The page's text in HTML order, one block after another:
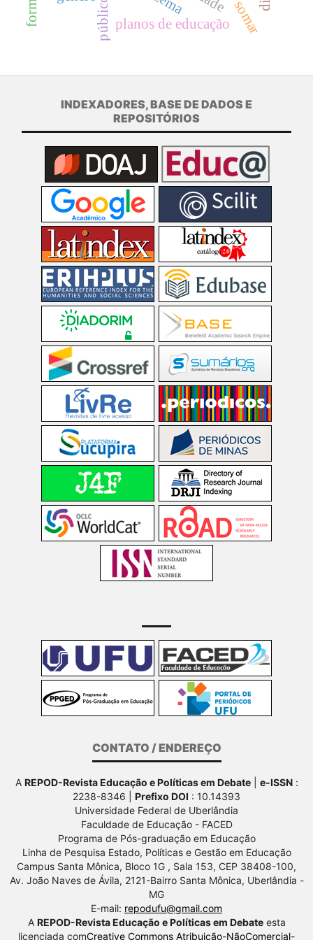
planos de educação
INDEXADORES, BASE DE DADOS E
REPOSITÓRIOS
CONTATO / ENDEREÇO
A REPOD-Revista Educação e Políticas em Debate| e-ISSN:
2238-8346 | Prefixo DOI : 10.14393
Universidade Federal de Uberlândia
Faculdade de Educação - FACED
Programa de Pós-graduação em Educação
Linha de Pesquisa Estado, Políticas e Gestão em Educação
Campus Santa Mônica, Bloco 1G , Sala 153, CEP 38408-100,
Av. João Naves de Ávila, 2121-Bairro Santa Mônica, Uberlândia -
MG
E-mail: repodufu@gmail.com
A REPOD-Revista Educação e Políticas em Debateesta
licenciada comCreative Commons Atribuição-NãoComercial-